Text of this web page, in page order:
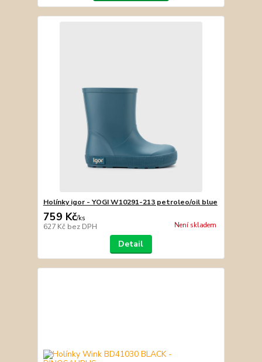
Holínky igor - YOGI W10291-213 petroleo/oil blue
759 Kč/ks
627 Kč bez DPH Není skladem
Detail